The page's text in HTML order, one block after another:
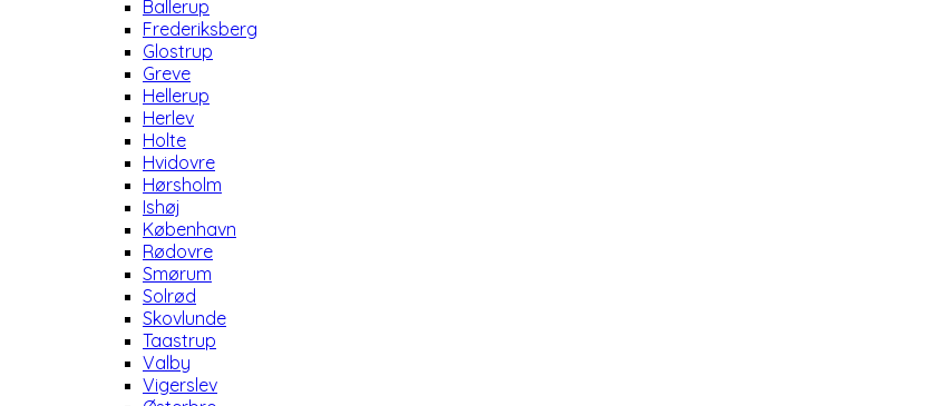
Ballerup
Frederiksberg
Glostrup
Greve
Hellerup
Herlev
Holte
Hvidovre
Hørsholm
Ishøj
København
Rødovre
Smørum
Solrød
Skovlunde
Taastrup
Valby
Vigerslev